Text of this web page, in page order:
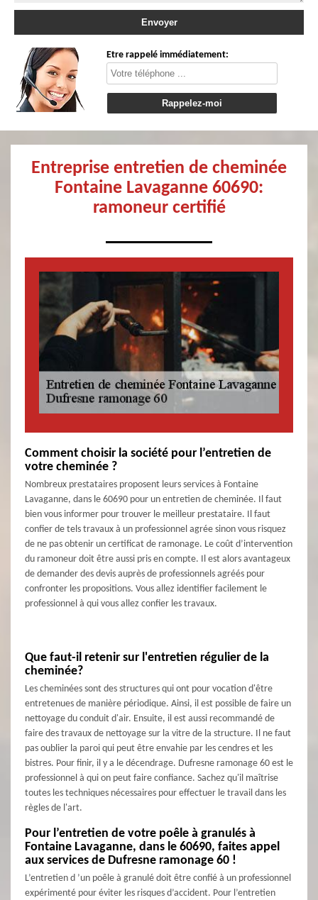
Etre rappelé immédiatement:
Entreprise entretien de cheminée
Fontaine Lavaganne 60690:
ramoneur certifié
Comment choisir la société pour l’entretien de
votre cheminée ?
Nombreux prestataires proposent leurs services à Fontaine
Lavaganne, dans le 60690 pour un entretien de cheminée. Il faut
bien vous informer pour trouver le meilleur prestataire. Il faut
confier de tels travaux à un professionnel agrée sinon vous risquez
de ne pas obtenir un certificat de ramonage. Le coût d’intervention
du ramoneur doit être aussi pris en compte. Il est alors avantageux
de demander des devis auprès de professionnels agréés pour
confronter les propositions. Vous allez identifier facilement le
professionnel à qui vous allez confier les travaux.
Que faut-il retenir sur l'entretien régulier de la
cheminée?
Les cheminées sont des structures qui ont pour vocation d'être
entretenues de manière périodique. Ainsi, il est possible de faire un
nettoyage du conduit d'air. Ensuite, il est aussi recommandé de
faire des travaux de nettoyage sur la vitre de la structure. Il ne faut
pas oublier la paroi qui peut être envahie par les cendres et les
bistres. Pour finir, il y a le décendrage. Dufresne ramonage 60 est le
professionnel à qui on peut faire confiance. Sachez qu'il maîtrise
toutes les techniques nécessaires pour effectuer le travail dans les
règles de l'art.
Pour l’entretien de votre poêle à granulés à
Fontaine Lavaganne, dans le 60690, faites appel
aux services de Dufresne ramonage 60 !
L’entretien d ’un poêle à granulé doit être confié à un professionnel
expérimenté pour éviter les risques d’accident. Pour l’entretien